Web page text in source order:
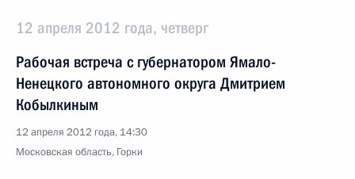
12 апреля 2012 года, четверг
Рабочая встреча с губернатором Ямало-
Ненецкого автономного округа Дмитрием
Кобылкиным
12 апреля 2012 года, 14:30
Московская область, Горки